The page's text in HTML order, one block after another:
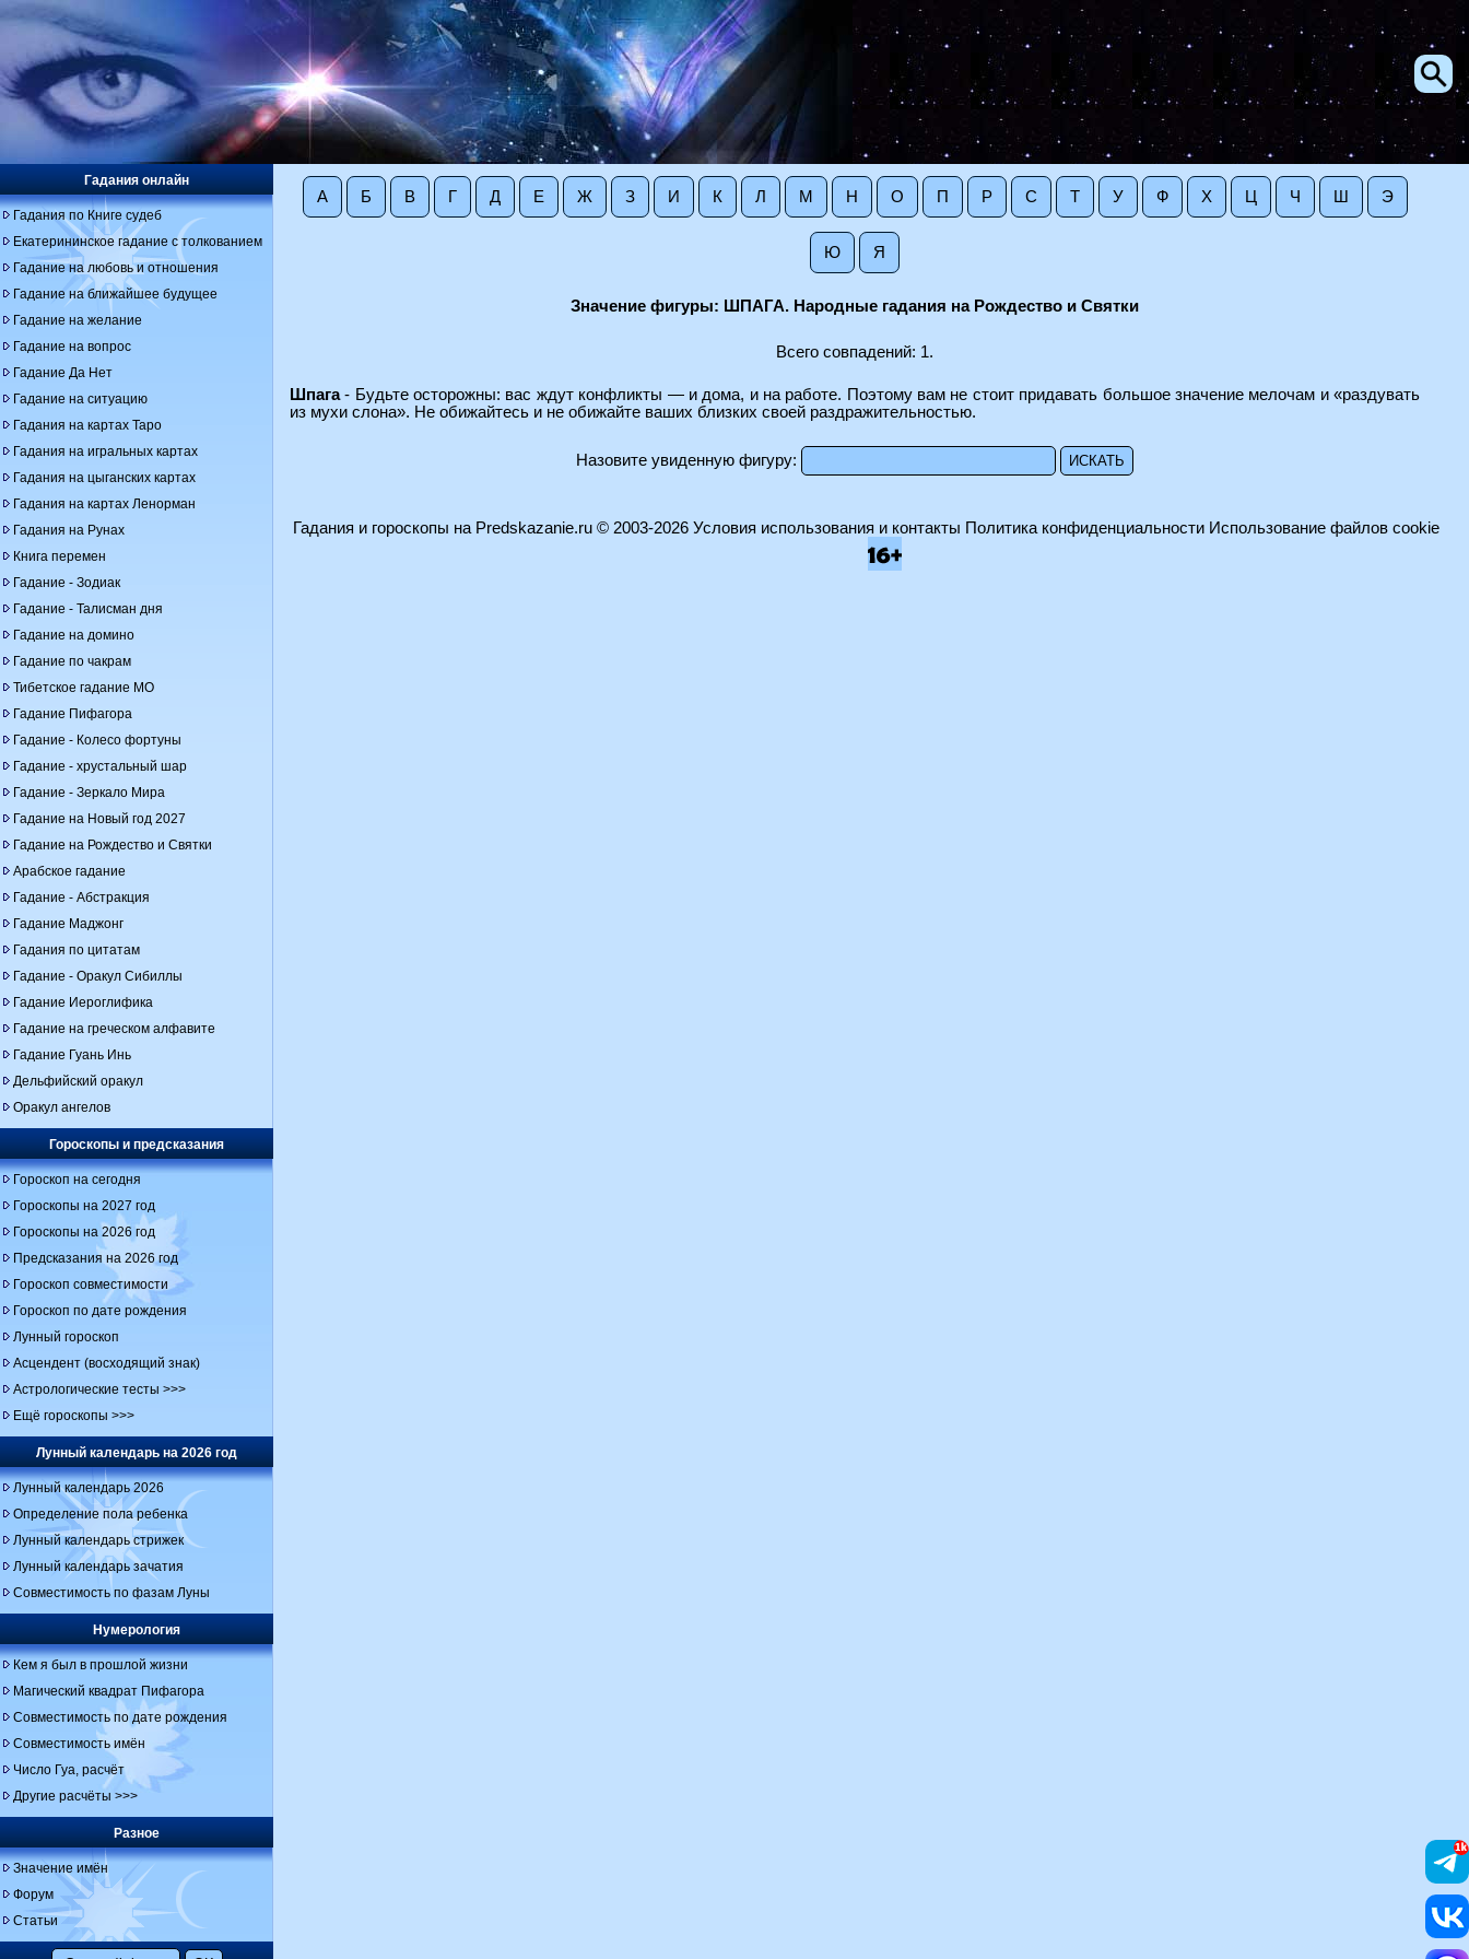
А Б В Г Д Е Ж З И К Л М Н О П Р С Т У Ф Х Ц Ч Ш Э
Ю Я
Значение фигуры: ШПАГА. Народные гадания на Рождество и Святки
Всего совпадений: 1.
Шпага- Будьте осторожны: вас ждут конфликты — и дома, и на работе. Поэтому вам не стоит придавать большое значение мелочам и «раздувать
из мухи слона». Не обижайтесь и не обижайте ваших близких своей раздражительностью.
Назовите увиденную фигуру:
Гадания онлайн
Гадания по Книге судеб
Екатерининское гадание с толкованием
Гадание на любовь и отношения
Гадание на ближайшее будущее
Гадание на желание
Гадание на вопрос
Гадание Да Нет
Гадание на ситуацию
Гадания на картах Таро
Гадания на игральных картах
Гадания на цыганских картах
Гадания на картах Ленорман
Гадания на Рунах
Книга перемен
Гадание - Зодиак
Гадание - Талисман дня
Гадание на домино
Гадание по чакрам
Тибетское гадание МО
Гадание Пифагора
Гадание - Колесо фортуны
Гадание - хрустальный шар
Гадание - Зеркало Мира
Гадание на Новый год 2027
Гадание на Рождество и Святки
Арабское гадание
Гадание - Абстракция
Гадание Маджонг
Гадания по цитатам
Гадание - Оракул Сибиллы
Гадание Иероглифика
Гадание на греческом алфавите
Гадание Гуань Инь
Дельфийский оракул
Оракул ангелов
Гороскопы и предсказания
Гороскоп на сегодня
Гороскопы на 2027 год
Гороскопы на 2026 год
Предсказания на 2026 год
Гороскоп совместимости
Гороскоп по дате рождения
Лунный гороскоп
Асцендент (восходящий знак)
Астрологические тесты >>>
Ещё гороскопы >>>
Лунный календарь на 2026 год
Лунный календарь 2026
Определение пола ребенка
Лунный календарь стрижек
Лунный календарь зачатия
Совместимость по фазам Луны
Нумерология
Кем я был в прошлой жизни
Магический квадрат Пифагора
Совместимость по дате рождения
Совместимость имён
Число Гуа, расчёт
Другие расчёты >>>
Разное
Значение имён
Форум
Статьи
Гадания и гороскопы на Predskazanie.ru© 2003-2026 Условия использования и контакты Политика конфиденциальности Использование файлов cookie